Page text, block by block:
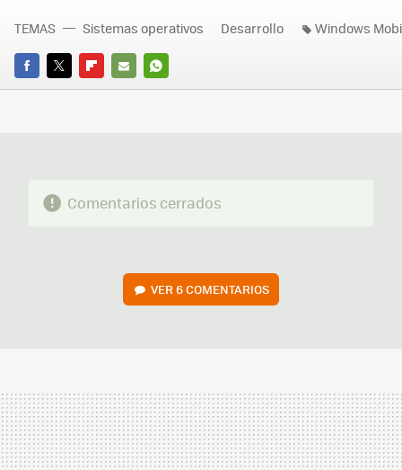
FACEBOOK
TWITTERFLIPBOARD
E-
WHATSAPP
TEMAS Sistemas operativos Desarrollo Windows
Comentarios cerrados
VER6 COMENTARIOS